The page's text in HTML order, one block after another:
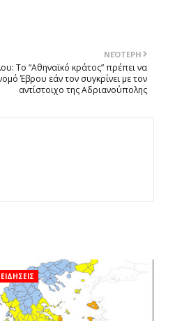
ΝΕΌΤΕΡΗ
Το “Αθηναϊκό κράτος” πρέπει να
Έβρου εάν τον συγκρίνει με τον
αντίστοιχο της Αδριανούπολης
ΕΙΔΗΣΕΙΣ